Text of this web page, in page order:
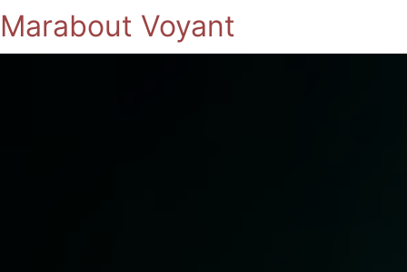
Marabout Voyant